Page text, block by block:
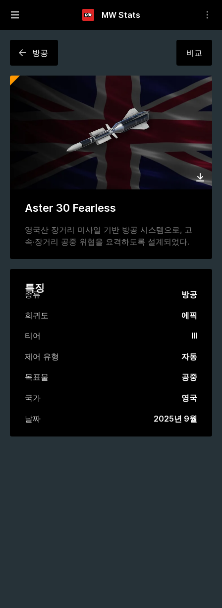
MW Stats
방공 비교
Aster 30 Fearless
영국산 장거리 미사일 기반 방공 시스템으로, 고
속·장거리 공중 위협을 요격하도록 설계되었다.
특징
종류 방공
희귀도 에픽
티어 III
제어 유형 자동
목표물 공중
국가 영국
날짜 2025년 9월